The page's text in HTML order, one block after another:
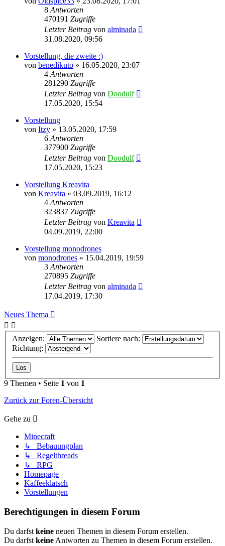
8 Antworten
470191 Zugriffe
Letzter Beitrag von alminada
31.08.2020, 09:56
Vorstellung, die zweite :)
von benedikuto » 16.05.2020, 23:07
4 Antworten
281290 Zugriffe
Letzter Beitrag von Doodulf
17.05.2020, 15:54
Vorstellung
von Itzy » 13.05.2020, 17:59
6 Antworten
377900 Zugriffe
Letzter Beitrag von Doodulf
17.05.2020, 15:23
Vorstellung Kreavita
von Kreavita » 03.09.2019, 16:12
4 Antworten
323837 Zugriffe
Letzter Beitrag von Kreavita
04.09.2019, 22:00
Vorstellung monodrones
von monodrones » 15.04.2019, 19:59
3 Antworten
270895 Zugriffe
Letzter Beitrag von alminada
17.04.2019, 17:30
Neues Thema
Anzeigen:
Sortiere nach:
Richtung:
9 Themen • Seite 1 von 1
Zurück zur Foren-Übersicht
Gehe zu
Minecraft
↳ Bebauungplan
↳ Regelthreads
↳ RPG
Homepage
Kaffeeklatsch
Vorstellungen
Berechtigungen in diesem Forum
Du darfst keine neuen Themen in diesem Forum erstellen.
Du darfst keine Antworten zu Themen in diesem Forum erstellen.